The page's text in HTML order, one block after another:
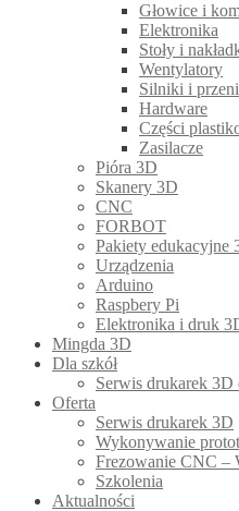
Głowice i
Elektronika
Stoły i
Wentylatory
Silniki i
Hardware
Części
Zasilacze
Pióra 3D
Skanery 3D
CNC
FORBOT
Pakiety edukacyjne
Urządzenia
Arduino
Raspbery Pi
Elektronika i druk
Mingda 3D
Dla szkół
Serwis drukarek 3D
Oferta
Serwis drukarek 3D
Wykonywanie
Frezowanie CNC –
Szkolenia
Aktualności